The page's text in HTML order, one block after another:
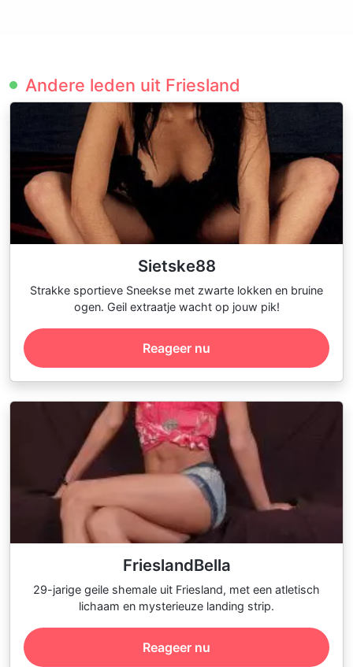
Andere leden uit Friesland
Sietske88
Strakke sportieve Sneekse met zwarte lokken en bruine
ogen. Geil extraatje wacht op jouw pik!
Reageer nu
FrieslandBella
29-jarige geile shemale uit Friesland, met een atletisch
lichaam en mysterieuze landing strip.
Reageer nu